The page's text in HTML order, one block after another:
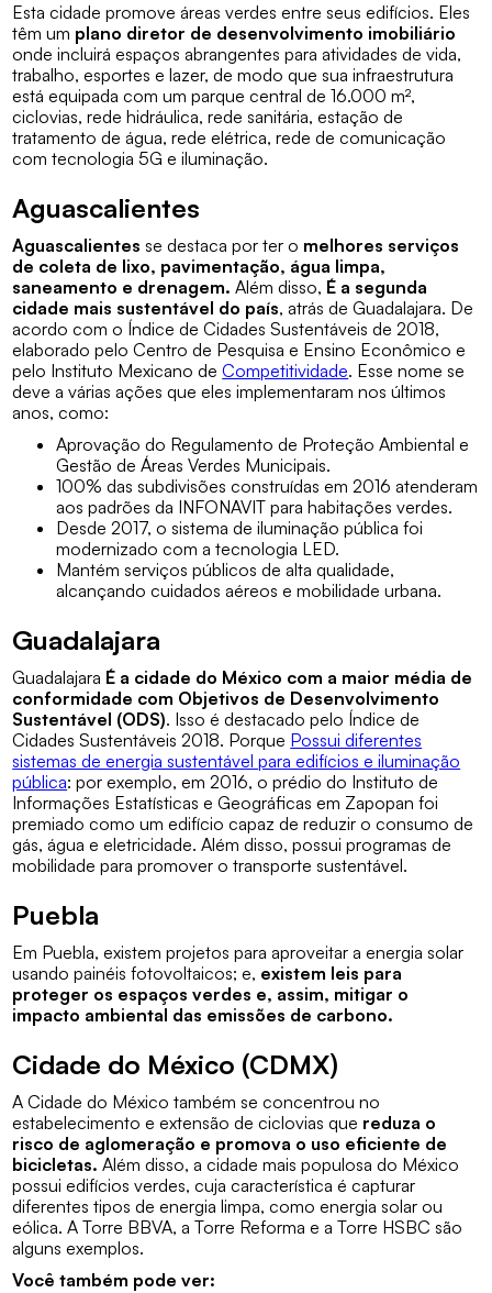
Esta cidade promove áreas verdes entre seus edifícios. Eles
têm um plano diretor de desenvolvimento imobiliário
onde incluirá espaços abrangentes para atividades de vida,
trabalho, esportes e lazer, de modo que sua infraestrutura
está equipada com um parque central de 16.000 m²,
ciclovias, rede hidráulica, rede sanitária, estação de
tratamento de água, rede elétrica, rede de comunicação
com tecnologia 5G e iluminação.
Aguascalientes
Aguascalientes se destaca por ter o melhores serviços
de coleta de lixo, pavimentação, água limpa,
saneamento e drenagem. Além disso, É a segunda
cidade mais sustentável do país, atrás de Guadalajara. De
acordo com o Índice de Cidades Sustentáveis de 2018,
elaborado pelo Centro de Pesquisa e Ensino Econômico e
pelo Instituto Mexicano deCompetitividade. Esse nome se
deve a várias ações que eles implementaram nos últimos
anos, como:
Aprovação do Regulamento de Proteção Ambiental e
Gestão de Áreas Verdes Municipais.
100% das subdivisões construídas em 2016 atenderam
aos padrões da INFONAVIT para habitações verdes.
Desde 2017, o sistema de iluminação pública foi
modernizado com a tecnologia LED.
Mantém serviços públicos de alta qualidade,
alcançando cuidados aéreos e mobilidade urbana.
Guadalajara
Guadalajara É a cidade do México com a maior média de
conformidade com Objetivos de Desenvolvimento
Sustentável (ODS). Isso é destacado pelo Índice de
Cidades Sustentáveis 2018. Porque Possui diferentes
sistemas de energia sustentável para edifícios e iluminação
pública: por exemplo, em 2016, o prédio do Instituto de
Informações Estatísticas e Geográficas em Zapopan foi
premiado como um edifício capaz de reduzir o consumo de
gás, água e eletricidade. Além disso, possui programas de
mobilidade para promover o transporte sustentável.
Puebla
Em Puebla, existem projetos para aproveitar a energia solar
usando painéis fotovoltaicos; e, existem leis para
proteger os espaços verdes e, assim, mitigar o
impacto ambiental das emissões de carbono.
Cidade do México (CDMX)
A Cidade do México também se concentrou no
estabelecimento e extensão de ciclovias que reduza o
risco de aglomeração e promova o uso eficiente de
bicicletas. Além disso, a cidade mais populosa do México
possui edifícios verdes, cuja característica é capturar
diferentes tipos de energia limpa, como energia solar ou
eólica. A Torre BBVA, a Torre Reforma e a Torre HSBC são
alguns exemplos.
Você também pode ver: